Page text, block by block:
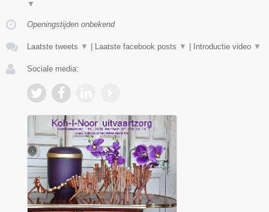
▼
Openingstijden onbekend
Laatste tweets ▼ | Laatste facebook posts ▼ | Introductie video ▼
Sociale media: